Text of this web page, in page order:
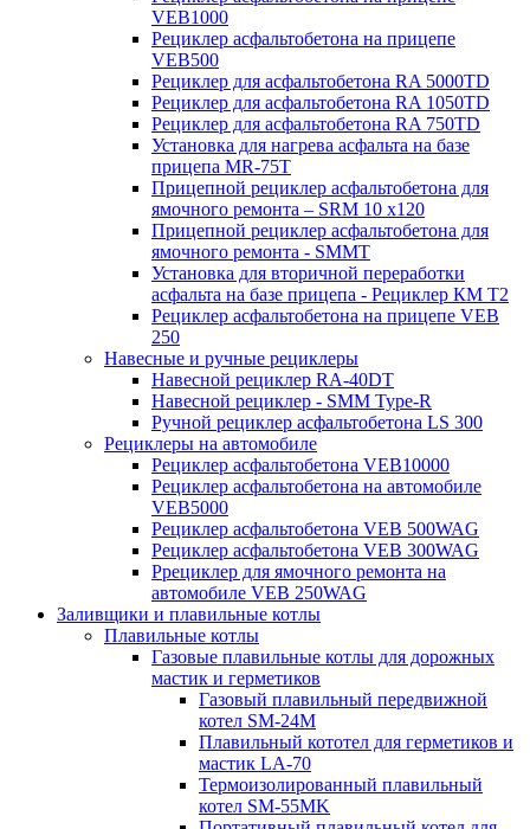
VEB1000
Рециклер асфальтобетона на прицепе
VEB500
Рециклер для асфальтобетона RA 5000TD
Рециклер для асфальтобетона RA 1050TD
Рециклер для асфальтобетона RA 750TD
Установка для нагрева асфальта на базе
прицепа MR-75T
Прицепной рециклер асфальтобетона для
ямочного ремонта – SRM 10 x120
Прицепной рециклер асфальтобетона для
ямочного ремонта - SMMT
Установка для вторичной переработки
асфальта на базе прицепа - Рециклер КМ T2
Рециклер асфальтобетона на прицепе VEB
250
Навесные и ручные рециклеры
Навесной рециклер RA-40DT
Навесной рециклер - SMM Type-R
Ручной рециклер асфальтобетона LS 300
Рециклеры на автомобиле
Рециклер асфальтобетона VEB10000
Рециклер асфальтобетона на автомобиле
VEB5000
Рециклер асфальтобетона VEB 500WAG
Рециклер асфальтобетона VEB 300WAG
Ррециклер для ямочного ремонта на
автомобиле VEB 250WAG
Заливщики и плавильные котлы
Плавильные котлы
Газовые плавильные котлы для дорожных
мастик и герметиков
Газовый плавильный передвижной
котел SM-24M
Плавильный кототел для герметиков и
мастик LA-70
Термоизолированный плавильный
котел SM-55MK